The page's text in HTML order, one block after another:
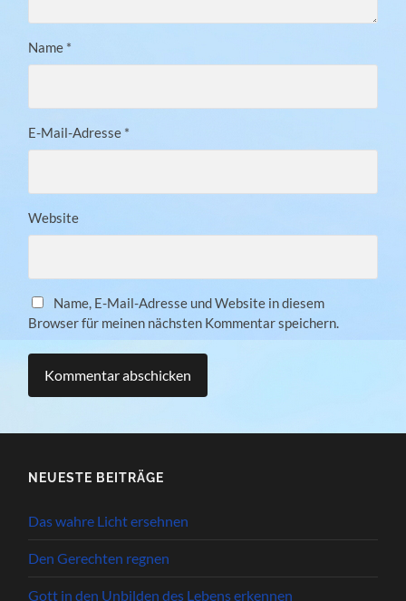
Name *
E-Mail-Adresse *
Website
Name, E-Mail-Adresse und Website in diesem
Browser für meinen nächsten Kommentar speichern.
NEUESTE BEITRÄGE
Das wahre Licht ersehnen
Den Gerechten regnen
Gott in den Unbilden des Lebens erkennen